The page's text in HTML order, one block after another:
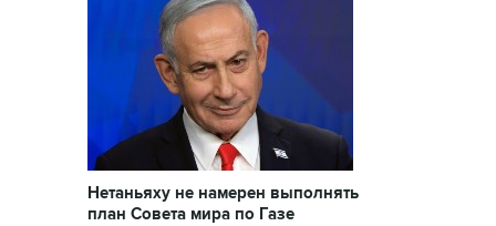
Нетаньяху не намерен выполнять
план Совета мира по Газе